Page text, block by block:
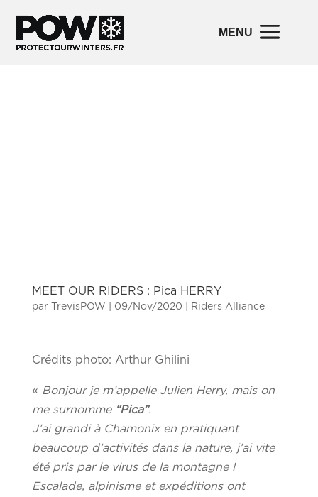
MEET OUR RIDERS : Pica HERRY
par TrevisPOW 09/Nov/2020 Riders Alliance
Crédits photo: Arthur Ghilini
« Bonjour je m’appelle Julien Herry, mais on
me surnomme “Pica”.
J’ai grandi à Chamonix en pratiquant
beaucoup d’activités dans la nature, j’ai vite
été pris par le virus de la montagne !
Escalade, alpinisme et expéditions ont